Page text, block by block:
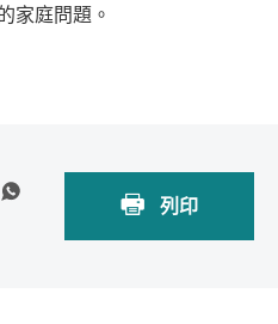
家庭問題。
列印